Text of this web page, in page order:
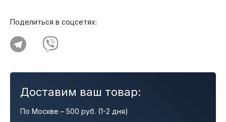
Поделиться в соцсетях:
Доставим ваш товар:
По Москве – 500 руб. (1-2 дня)